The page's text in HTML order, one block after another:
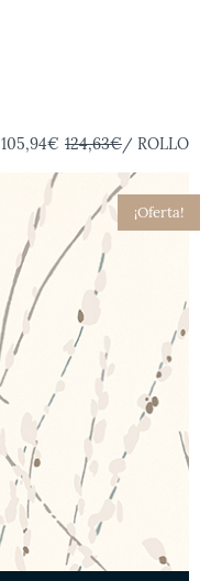
105,94€ 124,63€/ ROLLO
¡Oferta!